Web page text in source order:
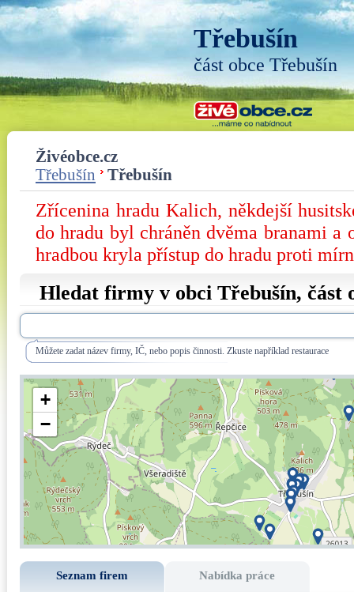
Třebušín
část obce Třebušín
Živéobce.cz
Třebušín
Třebušín
Zřícenina hradu Kalich, někdejší
do hradu byl chráněn dvěma branami a
hradbou kryla přístup do hradu proti
Hledat firmy v obci Třebušín, část
Můžete zadat název firmy, IČ, nebo popis činnosti. Zkuste například restaurace
+
−
Seznam firem Nabídka práce